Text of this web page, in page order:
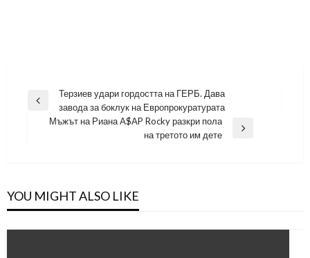
Навигация
Previous
Терзиев удари гордостта на ГЕРБ. Дава
завода за боклук на Европрокуратурата
Мъжът на Риана A$AP Rocky разкри пола
на третото им дете
YOU MIGHT ALSO LIKE